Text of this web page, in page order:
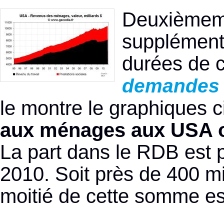
durées de
le montre le graphiques
aux ménages aux
La part dans le RDB est
2010. Soit près de 400
moitié de cette somme